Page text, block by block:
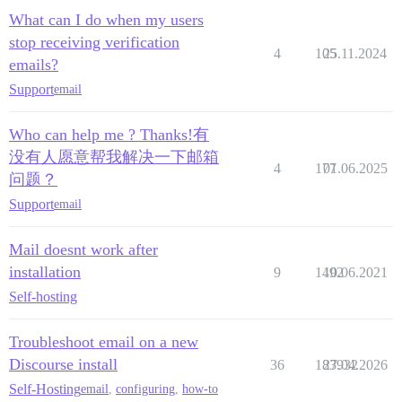
What can I do when my users
stop receiving verification
emails?
Supportemail
4 105
25.11.2024
Who can help me ? Thanks!有
没有人愿意帮我解决一下邮箱
问题？
Supportemail
4 177
01.06.2025
Mail doesnt work after
installation
Self-hosting
9 1492
10.06.2021
Troubleshoot email on a new
Discourse install
Self-Hostingemail, configuring, how-to
36 183932
27.04.2026